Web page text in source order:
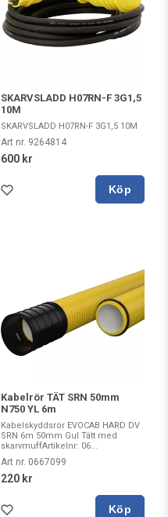
SKARVSLADD H07RN-F 3G1,5
10M
SKARVSLADD H07RN-F 3G1,5 10M
Art nr. 9264814
600 kr
Köp
Kabelrör TÄT SRN 50mm
N750 YL 6m
Kabelskyddsrör EVOCAB HARD DV
SRN 6m 50mm Gul Tätt med
skarvmuffArtikelnr: 06...
Art nr. 0667099
220 kr
Köp